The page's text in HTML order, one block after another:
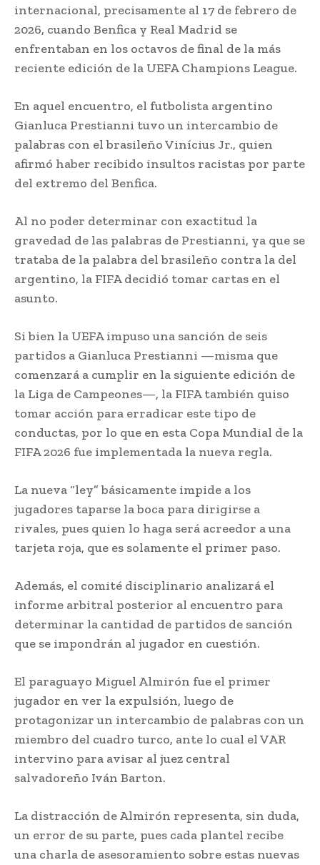
internacional, precisamente al 17 de febrero de
2026, cuando Benfica y Real Madrid se
enfrentaban en los octavos de final de la más
reciente edición de la UEFA Champions League.
En aquel encuentro, el futbolista argentino
Gianluca Prestianni tuvo un intercambio de
palabras con el brasileño Vinícius Jr., quien
afirmó haber recibido insultos racistas por parte
del extremo del Benfica.
Al no poder determinar con exactitud la
gravedad de las palabras de Prestianni, ya que se
trataba de la palabra del brasileño contra la del
argentino, la FIFA decidió tomar cartas en el
asunto.
Si bien la UEFA impuso una sanción de seis
partidos a Gianluca Prestianni —misma que
comenzará a cumplir en la siguiente edición de
la Liga de Campeones—, la FIFA también quiso
tomar acción para erradicar este tipo de
conductas, por lo que en esta Copa Mundial de la
FIFA 2026 fue implementada la nueva regla.
La nueva “ley” básicamente impide a los
jugadores taparse la boca para dirigirse a
rivales, pues quien lo haga será acreedor a una
tarjeta roja, que es solamente el primer paso.
Además, el comité disciplinario analizará el
informe arbitral posterior al encuentro para
determinar la cantidad de partidos de sanción
que se impondrán al jugador en cuestión.
El paraguayo Miguel Almirón fue el primer
jugador en ver la expulsión, luego de
protagonizar un intercambio de palabras con un
miembro del cuadro turco, ante lo cual el VAR
intervino para avisar al juez central
salvadoreño Iván Barton.
La distracción de Almirón representa, sin duda,
un error de su parte, pues cada plantel recibe
una charla de asesoramiento sobre estas nuevas